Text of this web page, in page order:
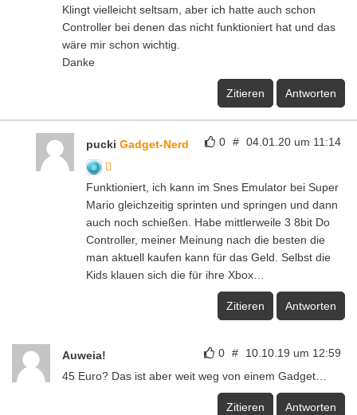
Klingt vielleicht seltsam, aber ich hatte auch schon
Controller bei denen das nicht funktioniert hat und das
wäre mir schon wichtig.
Danke
Zitieren Antworten
0 # 04.01.20 um 11:14
pucki Gadget-Nerd
Funktioniert, ich kann im Snes Emulator bei Super
Mario gleichzeitig sprinten und springen und dann
auch noch schießen. Habe mittlerweile 3 8bit Do
Controller, meiner Meinung nach die besten die
man aktuell kaufen kann für das Geld. Selbst die
Kids klauen sich die für ihre Xbox…
Zitieren Antworten
0 # 10.10.19 um 12:59
Auweia!
45 Euro? Das ist aber weit weg von einem Gadget…
Zitieren Antworten